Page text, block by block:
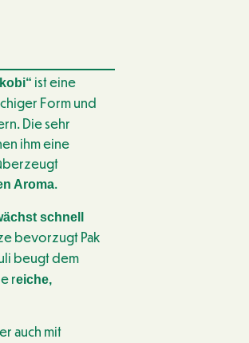
ist eine
Form und
Die sehr
ihm eine
Aroma.
schnell
bevorzugt Pak
beugt dem
reiche,
auch mit